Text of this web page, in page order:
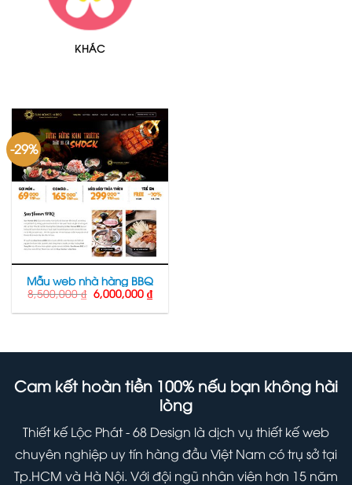
KHÁC
-29%
Mẫu web nhà hàng BBQ
8,500,000₫ Giá
gốc
là:
6,000,000 ₫Giá
hiện
tại
Cam kết hoàn tiền 100% nếu bạn không hài
lòng
Thiết kế Lộc Phát - 68 Design là dịch vụ thiết kế web
chuyên nghiệp uy tín hàng đầu Việt Nam có trụ sở tại
Tp.HCM và Hà Nội. Với đội ngũ nhân viên hơn 15 năm